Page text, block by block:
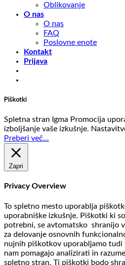
Oblikovanje
O nas
O nas
FAQ
Poslovne enote
Kontakt
Prijava
Piškotki
Spletna stran Igma Promocija
izboljšanje vaše izkušnje.
Preberi več...
Zapri
Privacy Overview
To spletno mesto uporablja
uporabniške izkušnje. Piškotki ki
potrebni, se avtomatsko shranijo
za delovanje osnovnih
nujnih piškotkov uporabljamo
nam pomagajo analizirati in
spletno stran. Ti piškotki bodo